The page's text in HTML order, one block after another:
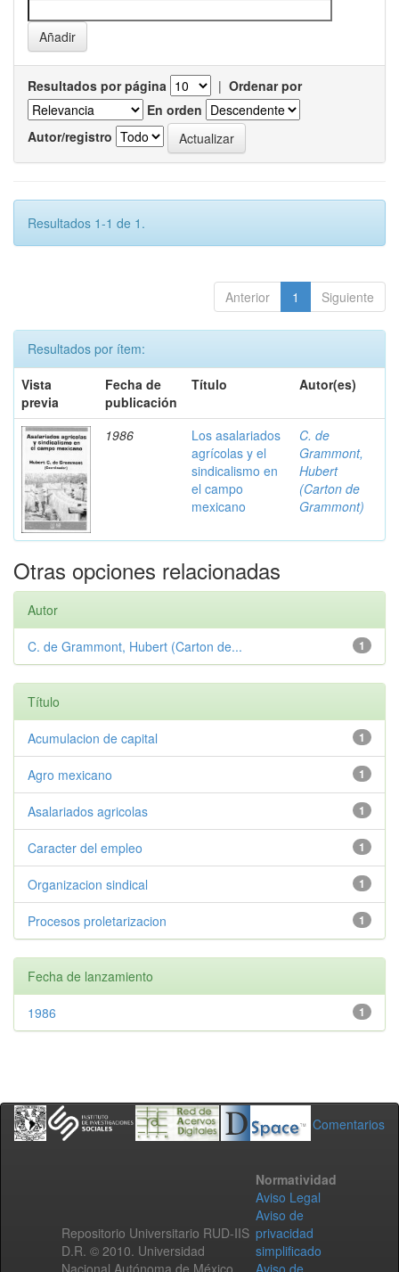
Resultados por página | Ordenar por
En orden
Autor/registro
Resultados 1-1 de 1.
Anterior 1 Siguiente
Resultados por ítem:
Vista
previa
Fecha de
publicación
Título Autor(es)
1986
Los asalariados
agrícolas y el
sindicalismo en
el campo
mexicano
C. de
Grammont,
Hubert
(Carton de
Grammont)
Otras opciones relacionadas
Autor
1
C. de Grammont, Hubert (Carton de...
Título
1
Acumulacion de capital
1
Agro mexicano
1
Asalariados agricolas
1
Caracter del empleo
1
Organizacion sindical
1
Procesos proletarizacion
Fecha de lanzamiento
1
1986
Comentarios
Repositorio Universitario RUD-IIS
D.R. © 2010. Universidad
Nacional Autónoma de México.
Normatividad
Aviso Legal
Aviso de
privacidad
simplificado
Aviso de